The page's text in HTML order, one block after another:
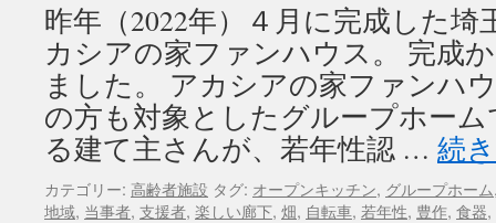
昨年（2022年）４月に完成した
カシアの家ファンハウス。 完成
ました。 アカシアの家ファンハ
の方も対象としたグループホー
る建て主さんが、若年性認 … 続
カテゴリー: 高齢者施設 タグ: オープンキッチン, グループホーム
地域, 当事者, 支援者, 楽しい廊下, 畑, 自転車, 若年性, 豊作, 食器,